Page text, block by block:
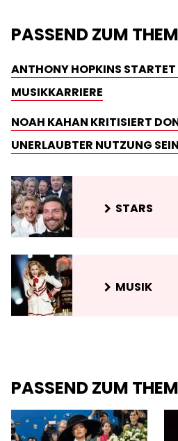
PASSEND ZUM
ANTHONY HOPKINS
MUSIKKARRIERE
NOAH KAHAN KRITISIERT
UNERLAUBTER NUTZUNG
STARS
MUSIK
PASSEND ZUM